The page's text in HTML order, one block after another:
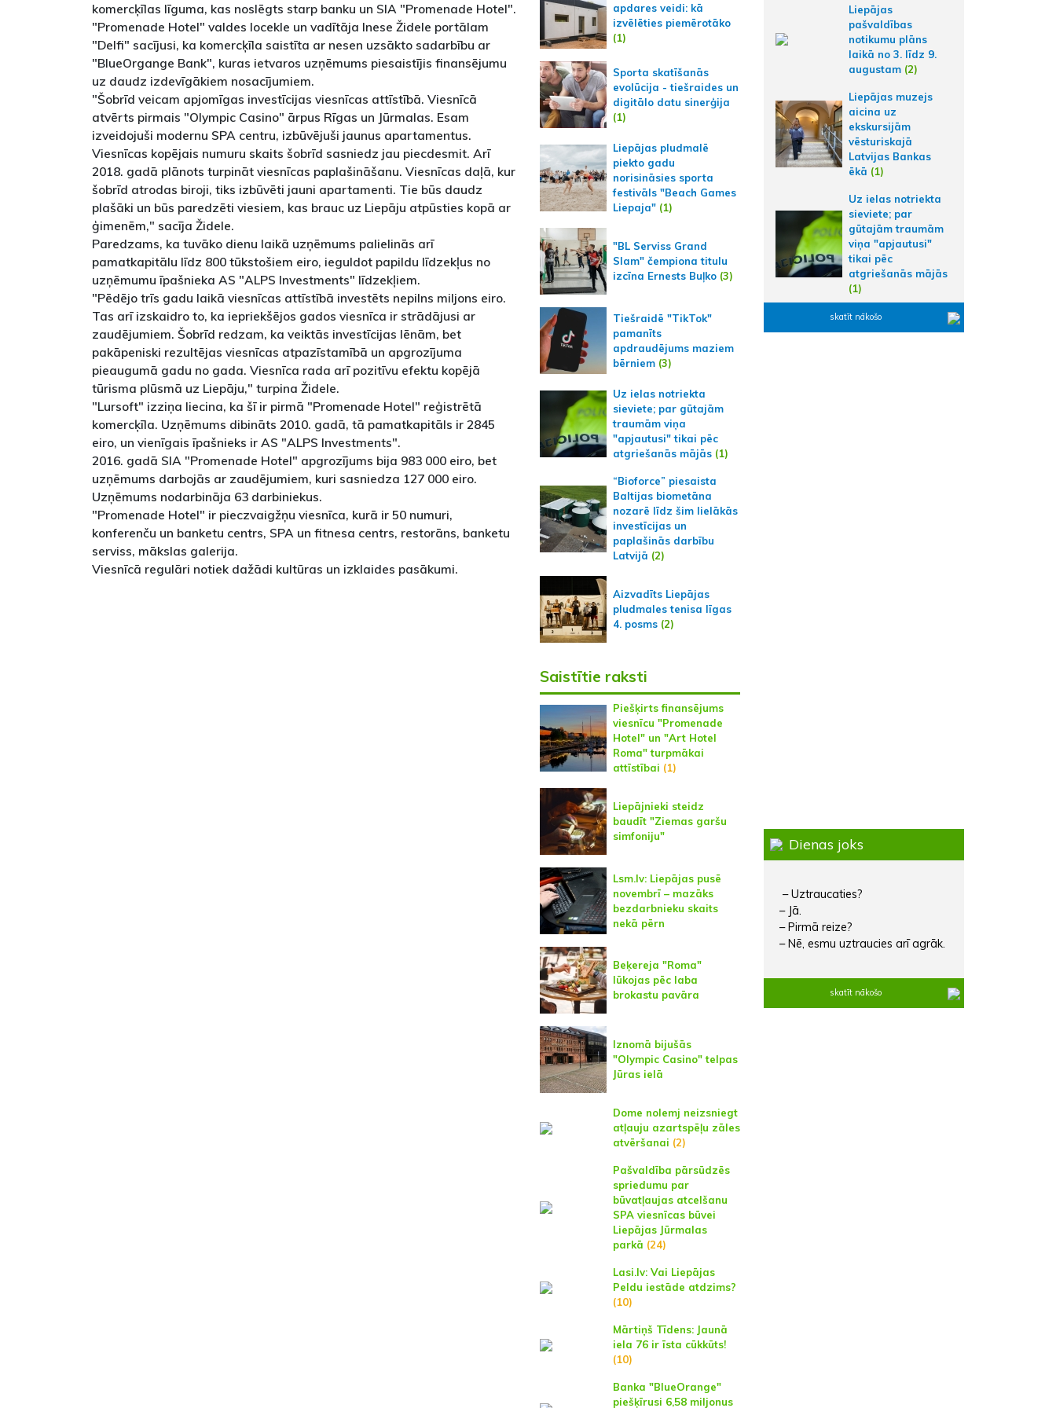
komercķīlas līguma, kas noslēgts starp banku un SIA "Promenade Hotel".
"Promenade Hotel" valdes locekle un vadītāja Inese Židele portālam
"Delfi" sacījusi, ka komercķīla saistīta ar nesen uzsākto sadarbību ar
"BlueOrgange Bank", kuras ietvaros uzņēmums piesaistījis finansējumu
uz daudz izdevīgākiem nosacījumiem.
"Šobrīd veicam apjomīgas investīcijas viesnīcas attīstībā. Viesnīcā
atvērts pirmais "Olympic Casino" ārpus Rīgas un Jūrmalas. Esam
izveidojuši modernu SPA centru, izbūvējuši jaunus apartamentus.
Viesnīcas kopējais numuru skaits šobrīd sasniedz jau piecdesmit. Arī
2018. gadā plānots turpināt viesnīcas paplašināšanu. Viesnīcas daļā, kur
šobrīd atrodas biroji, tiks izbūvēti jauni apartamenti. Tie būs daudz
plašāki un būs paredzēti viesiem, kas brauc uz Liepāju atpūsties kopā ar
ģimenēm," sacīja Židele.
Paredzams, ka tuvāko dienu laikā uzņēmums palielinās arī
pamatkapitālu līdz 800 tūkstošiem eiro, ieguldot papildu līdzekļus no
uzņēmumu īpašnieka AS "ALPS Investments" līdzekļiem.
"Pēdējo trīs gadu laikā viesnīcas attīstībā investēts nepilns miljons eiro.
Tas arī izskaidro to, ka iepriekšējos gados viesnīca ir strādājusi ar
zaudējumiem. Šobrīd redzam, ka veiktās investīcijas lēnām, bet
pakāpeniski rezultējas viesnīcas atpazīstamībā un apgrozījuma
pieaugumā gadu no gada. Viesnīca rada arī pozitīvu efektu kopējā
tūrisma plūsmā uz Liepāju," turpina Židele.
"Lursoft" izziņa liecina, ka šī ir pirmā "Promenade Hotel" reģistrētā
komercķīla. Uzņēmums dibināts 2010. gadā, tā pamatkapitāls ir 2845
eiro, un vienīgais īpašnieks ir AS "ALPS Investments".
2016. gadā SIA "Promenade Hotel" apgrozījums bija 983 000 eiro, bet
uzņēmums darbojās ar zaudējumiem, kuri sasniedza 127 000 eiro.
Uzņēmums nodarbināja 63 darbiniekus.
"Promenade Hotel" ir pieczvaigžņu viesnīca, kurā ir 50 numuri,
konferenču un banketu centrs, SPA un fitnesa centrs, restorāns, banketu
serviss, mākslas galerija.
Viesnīcā regulāri notiek dažādi kultūras un izklaides pasākumi.
apdares veidi: kā
izvēlēties piemērotāko
(1)
Sporta skatīšanās
evolūcija - tiešraides un
digitālo datu sinerģija
(1)
Liepājas pludmalē
piekto gadu
norisināsies sporta
festivāls "Beach Games
Liepaja"(1)
"BL Serviss Grand
Slam" čempiona titulu
izcīna Ernests Buļko(3)
Tiešraidē "TikTok"
pamanīts
apdraudējums maziem
bērniem(3)
Uz ielas notriekta
sieviete; par gūtajām
traumām viņa
"apjautusi" tikai pēc
atgriešanās mājās(1)
“Bioforce” piesaista
Baltijas biometāna
nozarē līdz šim lielākās
investīcijas un
paplašinās darbību
Latvijā (2)
Aizvadīts Liepājas
pludmales tenisa līgas
4. posms(2)
Saistītie raksti
Piešķirts finansējums
viesnīcu "Promenade
Hotel" un "Art Hotel
Roma" turpmākai
attīstībai (1)
Liepājnieki steidz
baudīt "Ziemas garšu
simfoniju"
Lsm.lv: Liepājas pusē
novembrī – mazāks
bezdarbnieku skaits
nekā pērn
Beķereja "Roma"
lūkojas pēc laba
brokastu pavāra
Iznomā bijušās
"Olympic Casino" telpas
Jūras ielā
Dome nolemj neizsniegt
atļauju azartspēļu zāles
atvēršanai (2)
Pašvaldība pārsūdzēs
spriedumu par
būvatļaujas atcelšanu
SPA viesnīcas būvei
Liepājas Jūrmalas
parkā (24)
Lasi.lv: Vai Liepājas
Peldu iestāde atdzims?
(10)
Mārtiņš Tīdens: Jaunā
iela 76 ir īsta cūkkūts!
(10)
Banka "BlueOrange"
piešķīrusi 6,58 miljonus
Liepājas
pašvaldības
notikumu plāns
laikā no 3. līdz 9.
augustam (2)
Liepājas muzejs
aicina uz
ekskursijām
vēsturiskajā
Latvijas Bankas
ēkā (1)
Uz ielas notriekta
sieviete; par
gūtajām traumām
viņa "apjautusi"
tikai pēc
atgriešanās mājās
(1)
skatīt nākošo
Dienas joks
– Uztraucaties?
– Jā.
– Pirmā reize?
– Nē, esmu uztraucies arī agrāk.
skatīt nākošo